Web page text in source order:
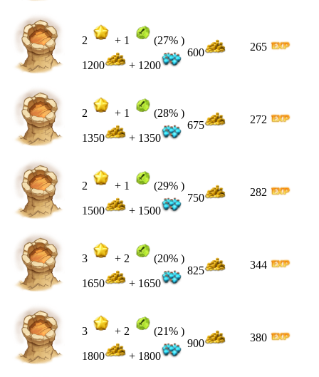
2 + 1 (27% )
1200 + 1200
600 265
2 + 1 (28% )
1350 + 1350
675 272
2 + 1 (29% )
1500 + 1500
750 282
3 + 2 (20% )
1650 + 1650
825 344
3 + 2 (21% )
1800 + 1800
900 380